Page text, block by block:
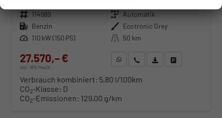
Fahrzeugnr. 114989 Getriebe Automatik
Kraftstoff Benzin Außenfarbe Ecotronic Grey
Leistung 110 kW (150 PS) Kilometerstand 50 km
27.570,– €
incl. 19% MwSt.
WhatsApp anfragen
Wir rufen Sie anFahrzeugexposé (PDF)
Verbrauch kombiniert: 5,80 l/100km
CO2-Klasse: D
CO2-Emissionen: 129,00 g/km